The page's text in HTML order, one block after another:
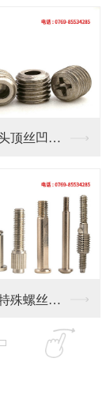
良固五金定制气管防水...